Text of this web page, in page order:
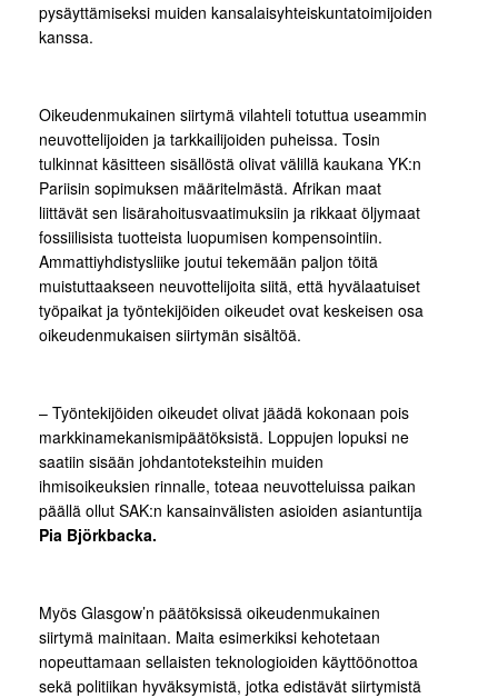
pysäyttämiseksi muiden kansalaisyhteiskuntatoimijoiden
kanssa.
Oikeudenmukainen siirtymä vilahteli totuttua useammin
neuvottelijoiden ja tarkkailijoiden puheissa. Tosin
tulkinnat käsitteen sisällöstä olivat välillä kaukana YK:n
Pariisin sopimuksen määritelmästä. Afrikan maat
liittävät sen lisärahoitusvaatimuksiin ja rikkaat öljymaat
fossiilisista tuotteista luopumisen kompensointiin.
Ammattiyhdistysliike joutui tekemään paljon töitä
muistuttaakseen neuvottelijoita siitä, että hyvälaatuiset
työpaikat ja työntekijöiden oikeudet ovat keskeisen osa
oikeudenmukaisen siirtymän sisältöä.
– Työntekijöiden oikeudet olivat jäädä kokonaan pois
markkinamekanismipäätöksistä. Loppujen lopuksi ne
saatiin sisään johdantoteksteihin muiden
ihmisoikeuksien rinnalle, toteaa neuvotteluissa paikan
päällä ollut SAK:n kansainvälisten asioiden asiantuntija
Pia Björkbacka.
Myös Glasgow’n päätöksissä oikeudenmukainen
siirtymä mainitaan. Maita esimerkiksi kehotetaan
nopeuttamaan sellaisten teknologioiden käyttöönottoa
sekä politiikan hyväksymistä, jotka edistävät siirtymistä